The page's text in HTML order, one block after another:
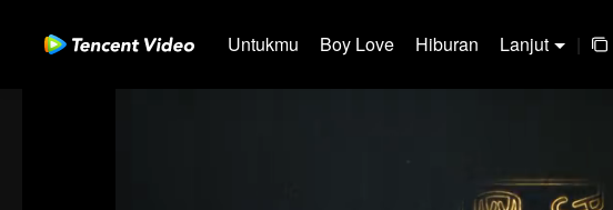
Untukmu Boy Love Hiburan Lanjut |